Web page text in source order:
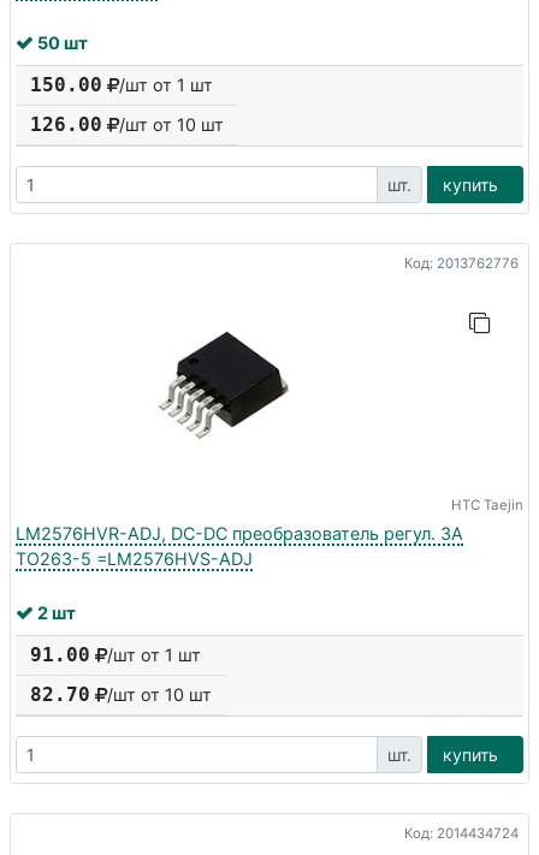
50 шт
150.00 /шт от 1 шт
126.00 /шт от 10 шт
шт. купить
Код: 2013762776
HTC Taejin
LM2576HVR-ADJ, DC-DC преобразователь регул. 3A
TO263-5 =LM2576HVS-ADJ
2 шт
91.00 /шт от 1 шт
82.70 /шт от 10 шт
шт. купить
Код: 2014434724